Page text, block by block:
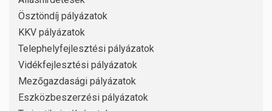
Ösztöndíj pályázatok
KKV pályázatok
Telephelyfejlesztési pályázatok
Vidékfejlesztési pályázatok
Mezőgazdasági pályázatok
Eszközbeszerzési pályázatok